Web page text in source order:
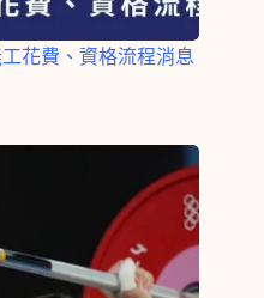
花費、資格流程消息